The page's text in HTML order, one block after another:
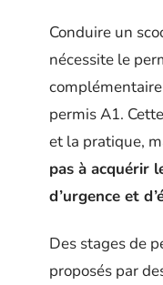
Conduire un
nécessite le
permis A1.
et la pratique,
pas à acquérir
d’urgence et
Des stages de
proposés par